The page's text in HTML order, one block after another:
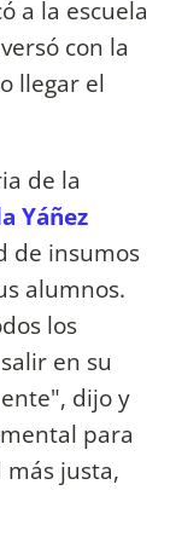
a la escuela
con la
llegar el
de la
Yáñez
de insumos
alumnos.
los
en su
dijo y
para
más justa,